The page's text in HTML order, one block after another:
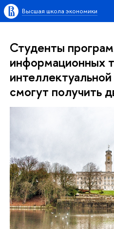
Высшая школа экономики
Студенты
информационных
смогут получить